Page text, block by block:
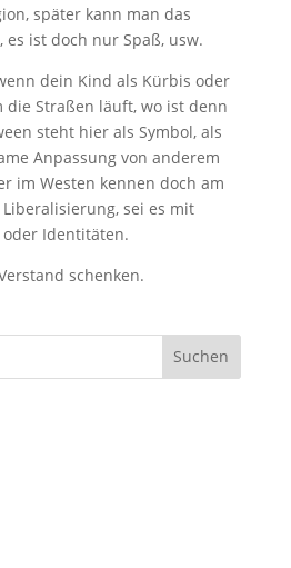
später kann man das
ist doch nur Spaß, usw.
dein Kind als Kürbis oder
die Straßen läuft, wo ist denn
steht hier als Symbol, als
Anpassung von anderem
im Westen kennen doch am
sei es mit
oder Identitäten.
schenken.